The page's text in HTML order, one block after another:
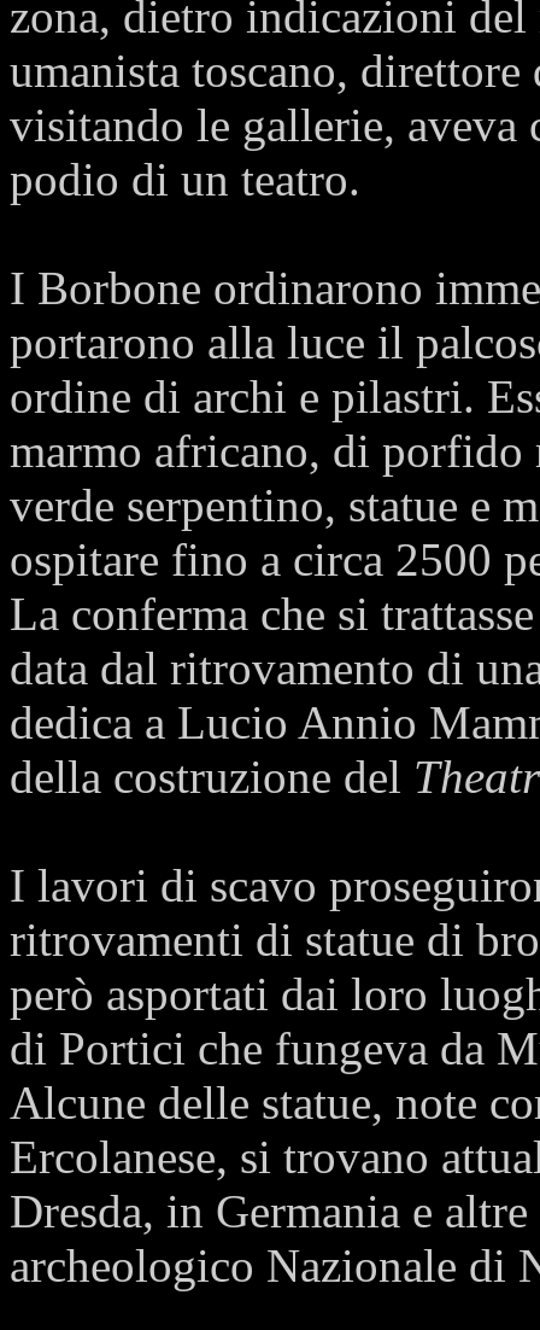
zona, dietro indicazioni
umanista toscano,
visitando le gallerie,
podio di un teatro.
I Borbone ordinarono
portarono alla luce il
ordine di archi e pilastri.
marmo africano, di
verde serpentino, statue e
ospitare fino a circa 2500
La conferma che si
data dal ritrovamento di
dedica a Lucio Annio
della costruzione del
I lavori di scavo
ritrovamenti di statue di
però asportati dai loro
di Portici che fungeva da
Alcune delle statue, note
Ercolanese, si trovano
Dresda, in Germania e
archeologico Nazionale di